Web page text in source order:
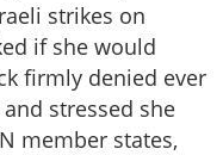
strikes on
if she would
firmly denied ever
stressed she
member states,